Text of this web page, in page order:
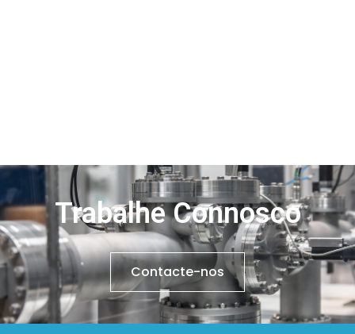
Trabalhe Connosco
Contacte-nos